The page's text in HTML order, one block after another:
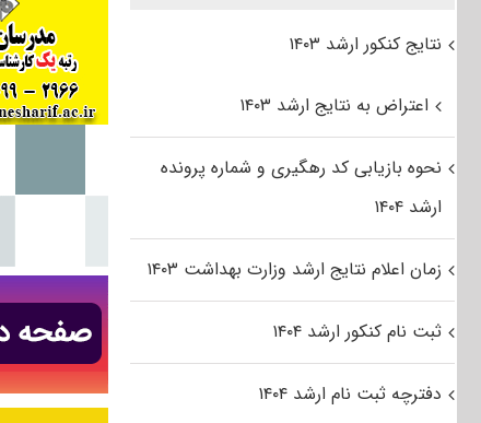
نتایج کنکور ارشد ۱۴۰۳
اعتراض به نتایج ارشد ۱۴۰۳
نحوه بازیابی کد رهگیری و شماره پرونده
ارشد ۱۴۰۴
زمان اعلام نتایج ارشد وزارت بهداشت ۱۴۰۳
ثبت نام کنکور ارشد ۱۴۰۴
دفترچه ثبت نام ارشد ۱۴۰۴